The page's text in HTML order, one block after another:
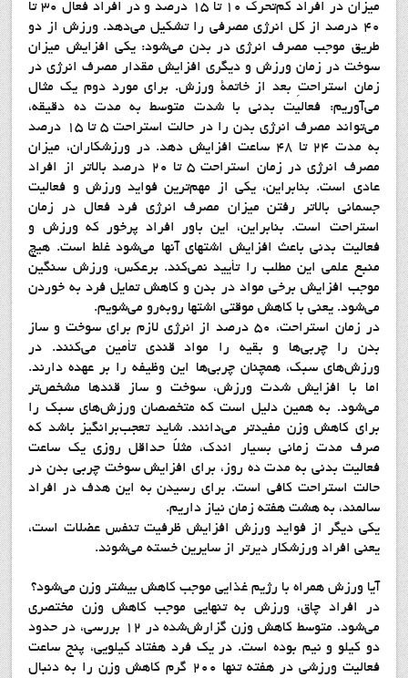
ميزان در افراد كم‌تحرك 10 تا 15 درصد و در افراد فعال 30 تا
40 درصد از كل انرژي مصرفي را تشكيل مي‌دهد. ورزش از دو
طريق موجب مصرف انرژي در بدن مي‌شود: يكي افزايش ميزان
سوخت در زمان ورزش و ديگري افزايش مقدار مصرف انرژي در
زمان استراحتِ بعد از خاتمة ورزش. براي مورد دوم يك مثال
مي‌آوريم: فعاليت بدني با شدت متوسط به مدت ده دقيقه،
مي‌تواند مصرف انرژي بدن را در حالت استراحت 5 تا 15 درصد
به مدت 24 تا 48 ساعت افزايش دهد. در ورزشكاران، ميزان
مصرف انرژي در زمان استراحت 5 تا 20 درصد بالاتر از افراد
عادي است. بنابراين، يكي از مهم‌ترين فوايد ورزش و فعاليت
جسماني بالاتر رفتن ميزان مصرف انرژي فرد فعال در زمان
استراحت است. بنابراين، اين باور افراد پرخور كه ورزش و
فعاليت بدني باعث افزايش اشتهاي آنها مي‌شود غلط است. هيچ
منبع علمي اين مطلب را تأييد نمي‌كند. برعكس، ورزش سنگين
موجب افزايش برخي مواد در بدن و كاهش تمايل فرد به خوردن
مي‌شود. يعني با كاهش موقتي اشتها روبه‌رو مي‌شويم.
در زمان استراحت، 50 درصد از انرژي لازم براي سوخت و ساز
بدن را چربي‌ها و بقيه را مواد قندي تأمين مي‌كنند. در
ورزش‌هاي سبك، همچنان چربي‌ها اين وظيفه را بر عهده دارند.
اما با افزايش شدت ورزش، سوخت و ساز قندها مشخص‌تر
مي‌شود. به همين دليل است كه متخصصان ورزش‌هاي سبك را
براي كاهش وزن مفيدتر مي‌دانند. شايد تعجب‌برانگيز باشد كه
صرف مدت زماني بسيار اندك، مثلاً حداقل روزي يك ساعت
فعاليت بدني به مدت ده روز، براي افزايش سوخت چربي بدن در
حالت استراحت كافي است. براي رسيدن به اين هدف در افراد
سالمند، به هشت هفته زمان نياز داريم.
يكي ديگر از فوايد ورزش افزايش ظرفيت تنفس عضلات است،
يعني افراد ورزشكار ديرتر از سايرين خسته مي‌شوند.
آيا ورزش همراه با رژيم غذايي موجب كاهش بيشتر وزن مي‌شود؟
در افراد چاق، ورزش به تنهايي موجب كاهش وزن مختصري
مي‌شود. متوسط كاهش وزن گزارش‌شده در 12 بررسي، در حدود
دو كيلو و نيم بوده است. در يك فرد هفتاد كيلويي، پنج ساعت
فعاليت ورزشي در هفته تنها 200 گرم كاهش وزن را به دنبال